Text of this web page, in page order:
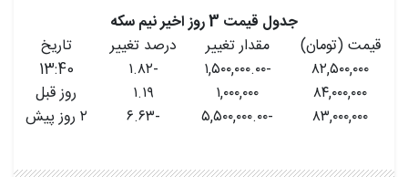
جدول قیمت 3 روز اخیر نیم سکه
قیمت (تومان)
مقدار تغییر درصد تغییر
تاریخ
۸۲,۵۰۰,۰۰۰
13:40
۸۴,۰۰۰,۰۰۰
۱,۰۰۰,۰۰۰
روز قبل
۸۳,۰۰۰,۰۰۰